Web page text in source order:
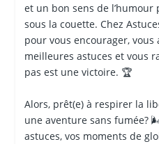
et un bon sens de
sous la couette. Chez
pour vous encourager, vous
meilleures astuces et vous
pas est une victoire. 🏆
Alors, prêt(e) à respirer la
une aventure sans fumée?
astuces, vos moments de